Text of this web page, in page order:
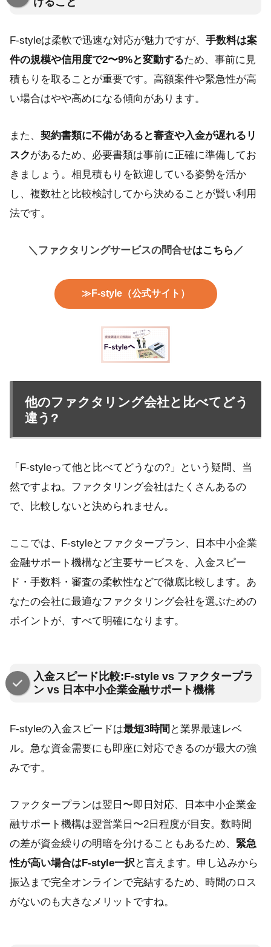
F-styleは柔軟で迅速な対応が魅力ですが、 手数料は案
件の規模や信用度で2〜9%と変動するため、事前に見
積もりを取ることが重要です。高額案件や緊急性が高
い場合はやや高めになる傾向があります。
また、 契約書類に不備があると審査や入金が遅れるリ
スクがあるため、必要書類は事前に正確に準備してお
きましょう。相見積もりを歓迎している姿勢を活か
し、複数社と比較検討してから決めることが賢い利用
法です。
＼ファクタリングサービスの問合せはこちら ／
≫F-style（公式サイト）
他のファクタリング会社と比べてどう
違う?
「F-styleって他と比べてどうなの?」という疑問、当
然ですよね。ファクタリング会社はたくさんあるの
で、比較しないと決められません。
ここでは、F-styleとファクタープラン、日本中小企業
金融サポート機構など主要サービスを、入金スピー
ド・手数料・審査の柔軟性などで徹底比較します。あ
なたの会社に最適なファクタリング会社を選ぶための
ポイントが、すべて明確になります。
入金スピード比較:F-style vs ファクタープラ
ン vs 日本中小企業金融サポート機構
F-styleの入金スピードは最短3時間 と業界最速レベ
ル。急な資金需要にも即座に対応できるのが最大の強
みです。
ファクタープランは翌日〜即日対応、日本中小企業金
融サポート機構は翌営業日〜2日程度が目安。数時間
の差が資金繰りの明暗を分けることもあるため、 緊急
性が高い場合はF-style一択 と言えます。申し込みから
振込まで完全オンラインで完結するため、時間のロス
がないのも大きなメリットですね。